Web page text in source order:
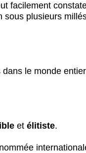
facilement
sous plusieurs
le monde
et élitiste.